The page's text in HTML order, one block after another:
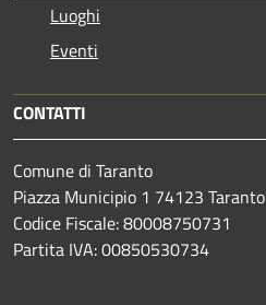
Luoghi
Eventi
CONTATTI
Comune di Taranto
Piazza Municipio 1 74123
Codice Fiscale: 80008750731
Partita IVA: 00850530734